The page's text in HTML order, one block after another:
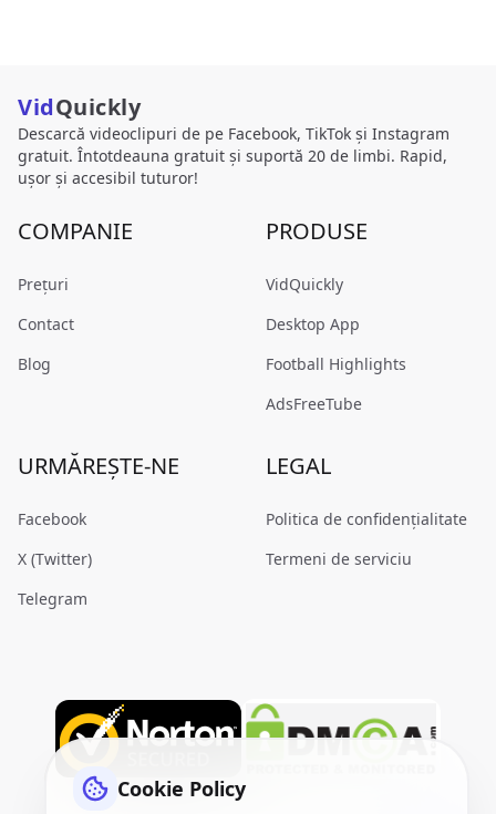
VidQuickly
Descarcă videoclipuri de pe Facebook, TikTok și Instagram
gratuit. Întotdeauna gratuit și suportă 20 de limbi. Rapid,
ușor și accesibil tuturor!
COMPANIE
Prețuri
Contact
Blog
PRODUSE
VidQuickly
Desktop App
Football Highlights
AdsFreeTube
URMĂREȘTE-NE
Facebook
X (Twitter)
Telegram
LEGAL
Politica de confidențialitate
Termeni de serviciu
Cookie Policy